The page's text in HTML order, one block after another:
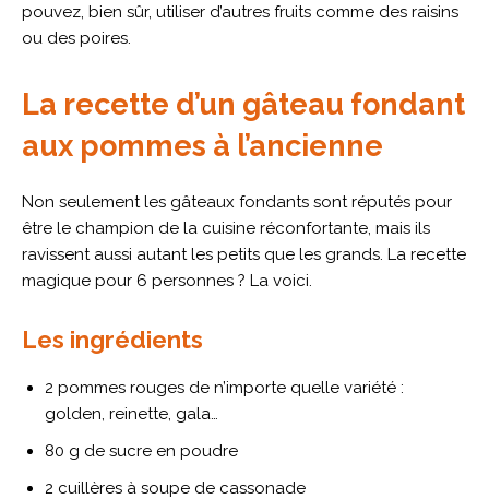
pouvez, bien sûr, utiliser d’autres fruits comme des raisins
ou des poires.
La recette d’un gâteau fondant
aux pommes à l’ancienne
Non seulement les gâteaux fondants sont réputés pour
être le champion de la cuisine réconfortante, mais ils
ravissent aussi autant les petits que les grands. La recette
magique pour 6 personnes ? La voici.
Les ingrédients
2 pommes rouges de n’importe quelle variété :
golden, reinette, gala…
80 g de sucre en poudre
2 cuillères à soupe de cassonade